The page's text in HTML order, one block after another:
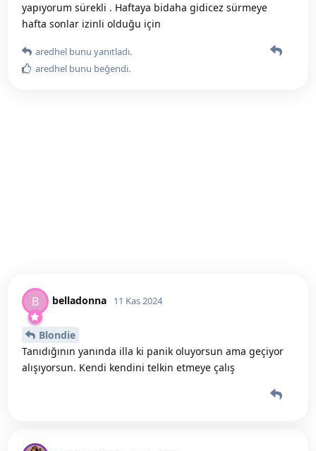
yapıyorum sürekli . Haftaya bidaha gidicez sürmeye
hafta sonlar izinli olduğu için
aredhel bunu yanıtladı.
aredhel bunu beğendi.
B belladonna 11 Kas 2024
Blondie
Tanıdığının yanında illa ki panik oluyorsun ama geçiyor
alışıyorsun. Kendi kendini telkin etmeye çalış